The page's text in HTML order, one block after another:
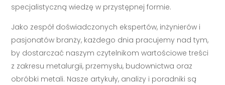
specjalistyczną wiedzę w przystępnej formie.
Jako zespół doświadczonych ekspertów, inżynierów i
pasjonatów branży, każdego dnia pracujemy nad tym,
by dostarczać naszym czytelnikom wartościowe treści
z zakresu metalurgii, przemysłu, budownictwa oraz
obróbki metali. Nasze artykuły, analizy i poradniki są